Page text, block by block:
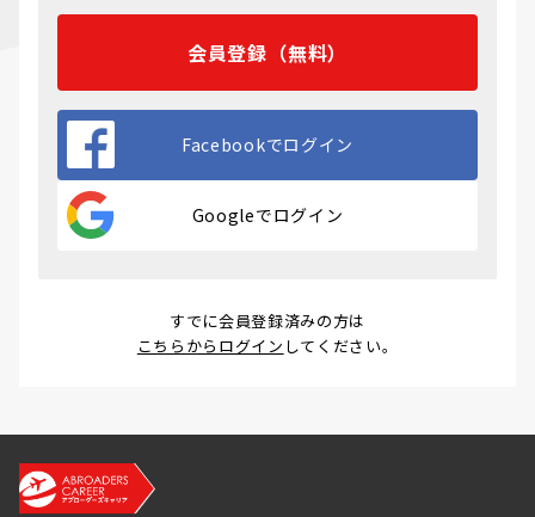
会員登録（無料）
Facebookでログイン
Googleでログイン
すでに会員登録済みの方は
こちらからログイン してください。